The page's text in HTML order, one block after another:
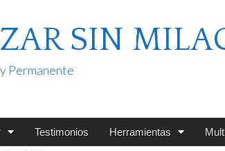
SIN
Permanente
Testimonios Herramientas